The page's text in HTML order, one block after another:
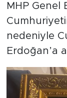
MHP Genel
nedeniyle
Erdoğan’a